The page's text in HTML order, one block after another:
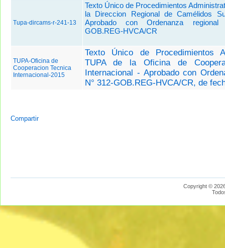
Tupa-dircams-r-241-13
Texto Único de Procedimientos
la Direccion Regional de Camélidos
Aprobado con Ordenanza regional
GOB.REG-HVCA/CR
TUPA-Oficina de
Cooperacion Tecnica
Internacional-2015
Texto Único de Procedimientos
TUPA de la Oficina de
Internacional - Aprobado con
N° 312-GOB.REG-HVCA/CR, de
Compartir
Copyright ©